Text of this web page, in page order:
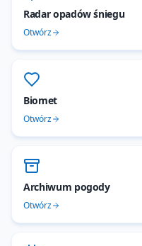
Radar opadów śniegu
Otwórz
Biomet
Otwórz
Archiwum pogody
Otwórz